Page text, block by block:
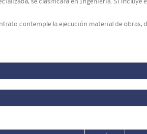
se clasificará en Ingeniería. Si incluye
contemple la ejecución material de obras,